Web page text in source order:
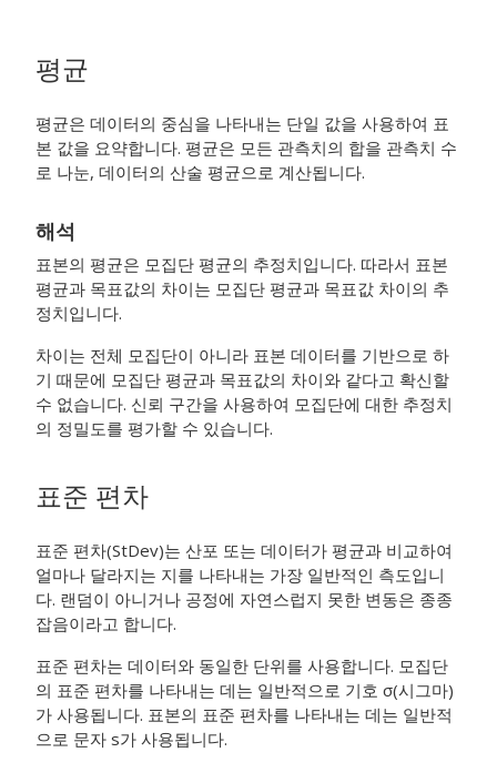
평균
평균은 데이터의 중심을 나타내는 단일 값을 사용하여 표
본 값을 요약합니다. 평균은 모든 관측치의 합을 관측치 수
로 나눈, 데이터의 산술 평균으로 계산됩니다.
해석
표본의 평균은 모집단 평균의 추정치입니다. 따라서 표본
평균과 목표값의 차이는 모집단 평균과 목표값 차이의 추
정치입니다.
차이는 전체 모집단이 아니라 표본 데이터를 기반으로 하
기 때문에 모집단 평균과 목표값의 차이와 같다고 확신할
수 없습니다. 신뢰 구간을 사용하여 모집단에 대한 추정치
의 정밀도를 평가할 수 있습니다.
표준 편차
표준 편차(StDev)는 산포 또는 데이터가 평균과 비교하여
얼마나 달라지는 지를 나타내는 가장 일반적인 측도입니
다. 랜덤이 아니거나 공정에 자연스럽지 못한 변동은 종종
잡음이라고 합니다.
표준 편차는 데이터와 동일한 단위를 사용합니다. 모집단
의 표준 편차를 나타내는 데는 일반적으로 기호 σ(시그마)
가 사용됩니다. 표본의 표준 편차를 나타내는 데는 일반적
으로 문자 s가 사용됩니다.